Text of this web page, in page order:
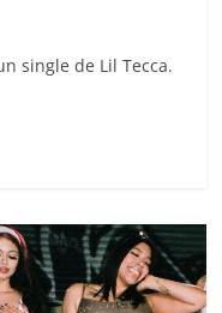
single de Lil Tecca.